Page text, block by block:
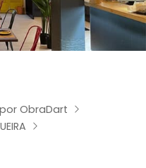
ObraDart